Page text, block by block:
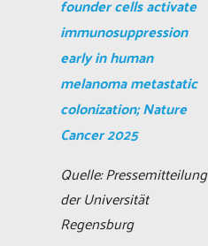
founder cells activate
immunosuppression
early in human
melanoma metastatic
colonization; Nature
Cancer 2025
Quelle: Pressemitteilung
der Universität
Regensburg